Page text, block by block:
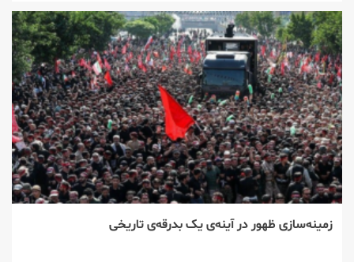
زمینه‌سازی ظهور در آینه‌ی یک بدرقه‌ی تاریخی